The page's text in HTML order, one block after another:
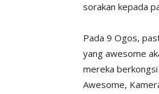
sorakan kepada
Pada 9 Ogos,
yang awesome
mereka
Awesome,